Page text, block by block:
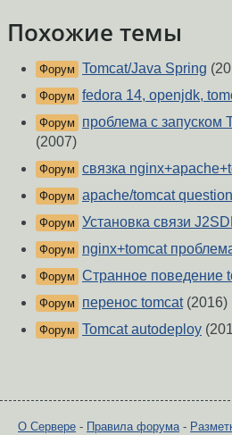
Похожие темы
Форум Tomcat/Java Spring
Форум fedora 14, openjdk,
Форум
проблема с запуском
(2007)
Форум связка
Форум apache/tomcat question
Форум Установка связи
Форум nginx+tomcat
Форум Странное поведение
Форум перенос tomcat(2016)
Форум Tomcat autodeploy
О Сервере - Правила форума-